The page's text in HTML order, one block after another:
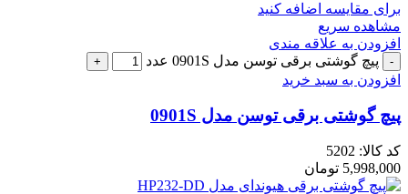
برای مقایسه اضافه کنید
مشاهده سریع
افزودن به علاقه مندی
پیچ گوشتی برقی توسن مدل 0901S عدد
افزودن به سبد خرید
پیچ گوشتی برقی توسن مدل 0901S
کد کالا: 5202
5,998,000 تومان